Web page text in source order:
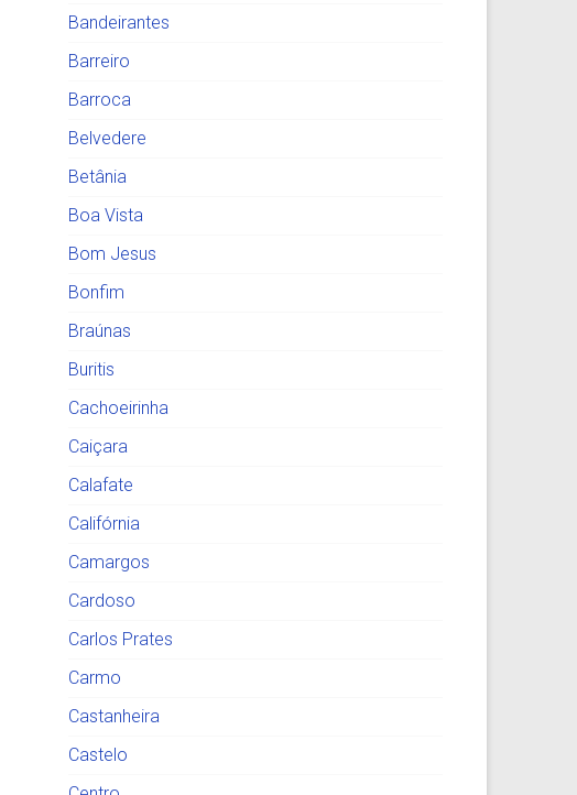
Bandeirantes
Barreiro
Barroca
Belvedere
Betânia
Boa Vista
Bom Jesus
Bonfim
Braúnas
Buritis
Cachoeirinha
Caiçara
Calafate
Califórnia
Camargos
Cardoso
Carlos Prates
Carmo
Castanheira
Castelo